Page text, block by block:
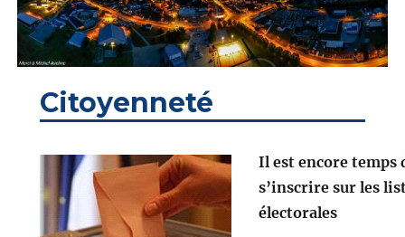
Citoyenneté
Il est encore temps
s’inscrire sur les
électorales